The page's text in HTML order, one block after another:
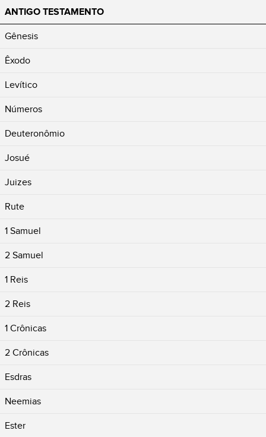
ANTIGO TESTAMENTO
Gênesis
Êxodo
Levítico
Números
Deuteronômio
Josué
Juizes
Rute
1 Samuel
2 Samuel
1 Reis
2 Reis
1 Crônicas
2 Crônicas
Esdras
Neemias
Ester